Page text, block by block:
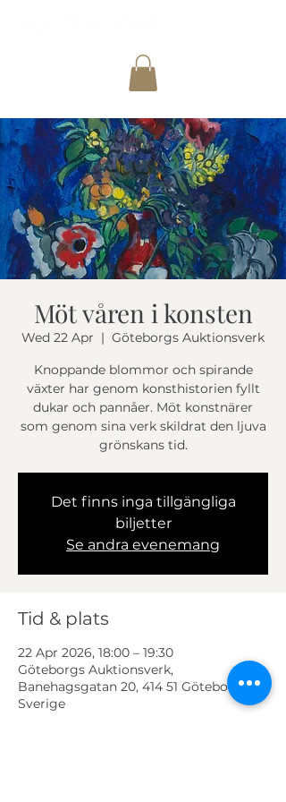
Möt våren i konsten
Wed 22 Apr
  |
Göteborgs Auktionsverk
Knoppande blommor och spirande
växter har genom konsthistorien fyllt
dukar och pannåer. Möt konstnärer
som genom sina verk skildrat den ljuva
grönskans tid.
Det finns inga tillgängliga
biljetter
Se andra evenemang
Tid & plats
22 Apr 2026, 18:00 – 19:30
Göteborgs Auktionsverk,
Banehagsgatan 20, 414 51 Göteborg,
Sverige